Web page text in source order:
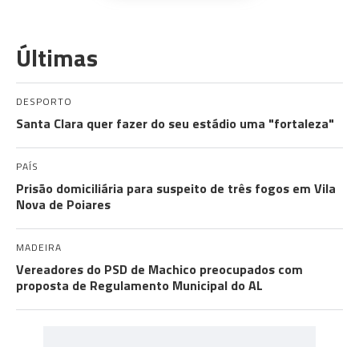
Últimas
DESPORTO
Santa Clara quer fazer do seu estádio uma "fortaleza"
PAÍS
Prisão domiciliária para suspeito de três fogos em Vila
Nova de Poiares
MADEIRA
Vereadores do PSD de Machico preocupados com
proposta de Regulamento Municipal do AL